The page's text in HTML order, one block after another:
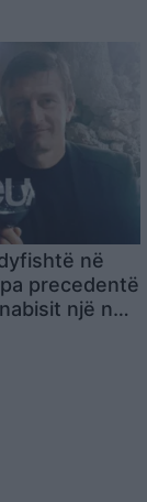
në
precedentë
një nga